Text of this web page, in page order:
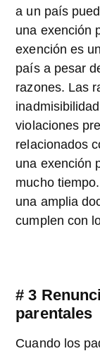
a un país
una exención
exención es
país a pesar
razones. Las
violaciones
relacionados
una exención
mucho
una amplia
cumplen con
# 3
parentales
Cuando los